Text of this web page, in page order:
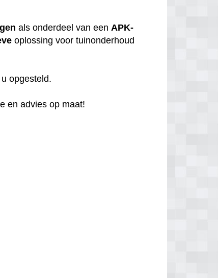
als onderdeel van eenAPK-
oplossing voor tuinonderhoud
opgesteld.
en advies op maat!